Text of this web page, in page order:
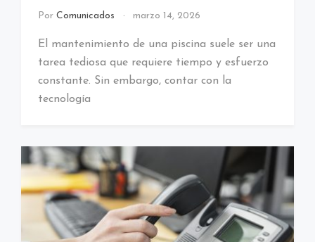
Por Comunicados marzo 14, 2026
El mantenimiento de una piscina suele ser una
tarea tediosa que requiere tiempo y esfuerzo
constante. Sin embargo, contar con la
tecnología